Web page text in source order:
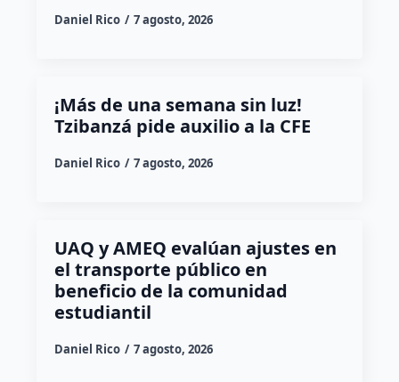
Daniel Rico 7 agosto, 2026
¡Más de una semana sin luz!
Tzibanzá pide auxilio a la CFE
Daniel Rico 7 agosto, 2026
UAQ y AMEQ evalúan ajustes en
el transporte público en
beneficio de la comunidad
estudiantil
Daniel Rico 7 agosto, 2026